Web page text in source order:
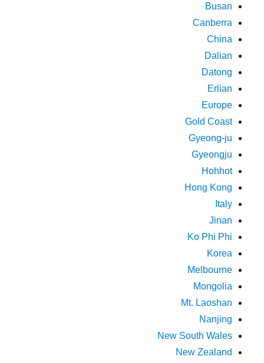
Busan
Canberra
China
Dalian
Datong
Erlian
Europe
Gold Coast
Gyeong-ju
Gyeongju
Hohhot
Hong Kong
Italy
Jinan
Ko Phi Phi
Korea
Melbourne
Mongolia
Mt. Laoshan
Nanjing
New South Wales
New Zealand